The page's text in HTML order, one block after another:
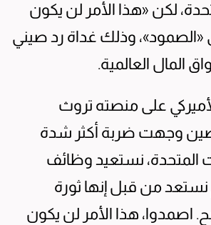
لكن «هذا الأمر لن يكون
«الصمود»، وذلك غداة رد صيني
المال العالمية.
على منصته تروث
وجهت ضربة أكثر شدة
المتحدة، نستعيد وظائف
من قبل إنها ثورة
اصمدوا، هذا الأمر لن يكون